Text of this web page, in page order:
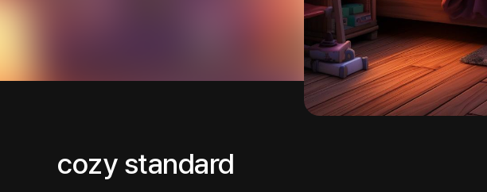
cozy standard